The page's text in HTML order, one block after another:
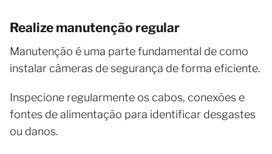
Realize manutenção regular
Manutenção é uma parte fundamental de como
instalar câmeras de segurança de forma eficiente.
Inspecione regularmente os cabos, conexões e
fontes de alimentação para identificar desgastes
ou danos.